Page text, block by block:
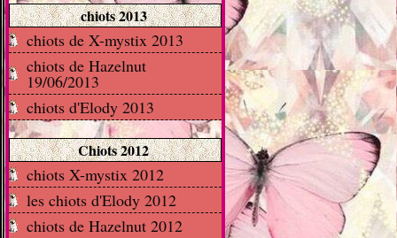
chiots 2013
chiots de X-mystix 2013
chiots de Hazelnut
19/06/2013
chiots d'Elody 2013
Chiots 2012
chiots X-mystix 2012
les chiots d'Elody 2012
chiots de Hazelnut 2012